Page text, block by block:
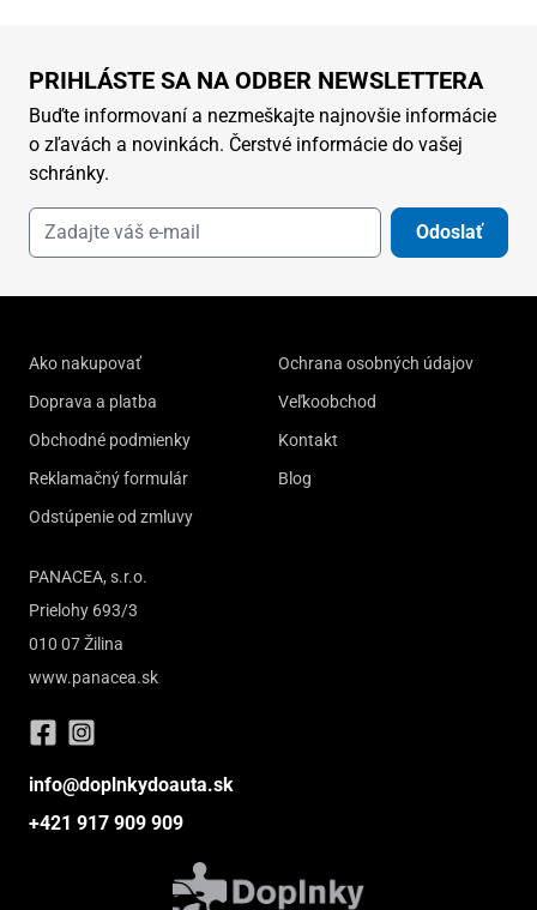
PRIHLÁSTE SA NA ODBER NEWSLETTERA
Buďte informovaní a nezmeškajte najnovšie informácie
o zľavách a novinkách. Čerstvé informácie do vašej
schránky.
Odoslať
Ako nakupovať
Doprava a platba
Obchodné podmienky
Reklamačný formulár
Odstúpenie od zmluvy
Ochrana osobných údajov
Veľkoobchod
Kontakt
Blog
PANACEA, s.r.o.
Prielohy 693/3
010 07 Žilina
www.panacea.sk
info@doplnkydoauta.sk
+421 917 909 909